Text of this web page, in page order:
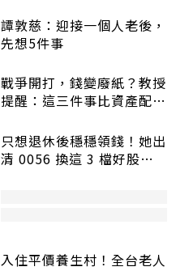
譚敦慈：迎接一個人老後，
先想5件事
戰爭開打，錢變廢紙？教授
提醒：這三件事比資產配置
只想退休後穩穩領錢！她出
清 0056 換這 3 檔好股：
入住平價養生村！全台老人